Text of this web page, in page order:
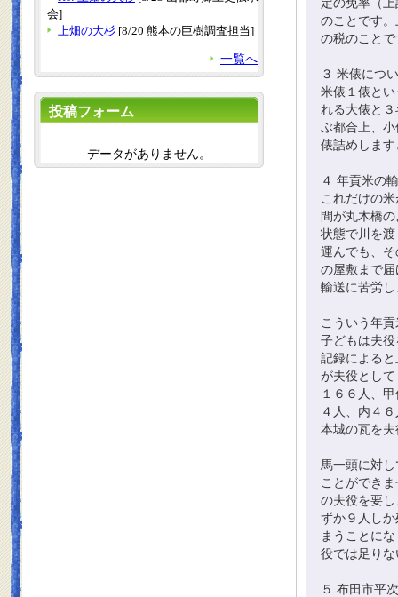
定の免率（
のことです
の税のことで
３ 米俵につ
米俵１俵と
れる大俵と
ぶ都合上、
俵詰めしま
４ 年貢米の
これだけの
間が丸木橋
状態で川を
運んでも、
の屋敷まで
輸送に苦労
こういう年
子どもは夫
記録による
が夫役とし
１６６人、
４人、内４
本城の瓦を
馬一頭に対
ことができ
の夫役を要
ずか９人し
まうことに
役では足り
５ 布田市平
会]
上畑の大杉 [8/20 熊本の巨樹調査担当]
一覧へ
投稿フォーム
データがありません。